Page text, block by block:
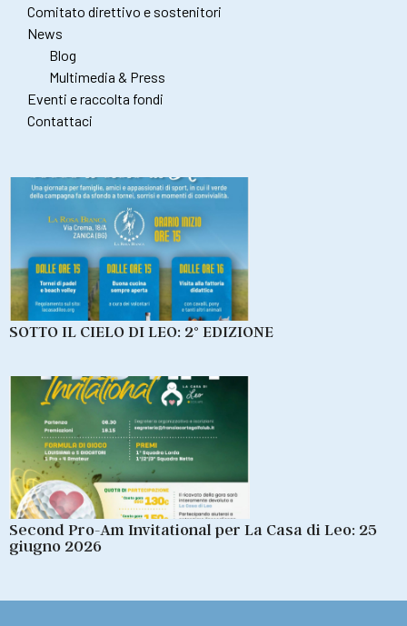
Comitato direttivo e sostenitori
News
Blog
Multimedia & Press
Eventi e raccolta fondi
Contattaci
SOTTO IL CIELO DI LEO: 2° EDIZIONE
Second Pro-Am Invitational per La Casa di Leo: 25
giugno 2026